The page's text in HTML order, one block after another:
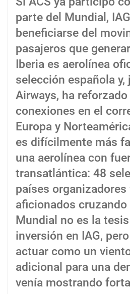
parte del Mundial,
beneficiarse del
pasajeros que
Iberia es aerolínea
selección española
Airways, ha
conexiones en el
Europa y
es difícilmente más
una aerolínea con
transatlántica: 48
países
aficionados cruzando
Mundial no es la
inversión en IAG,
actuar como un
adicional para una
venía mostrando